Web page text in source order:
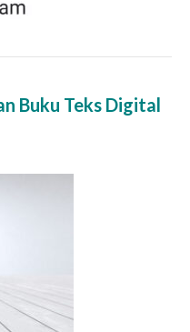
Buku Teks Digital